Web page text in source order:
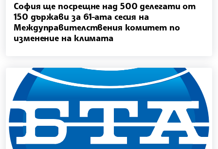
София ще посрещне над 500 делегати от
150 държави за 61-ата сесия на
Междуправителствения комитет по
изменение на климата